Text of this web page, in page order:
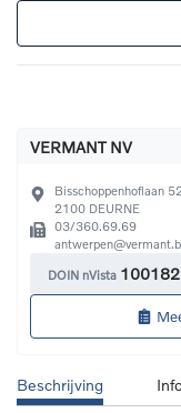
VERMANT NV
Bisschoppenhoflaan
2100 DEURNE
03/360.69.69
DOIN nVista
Beschrijving